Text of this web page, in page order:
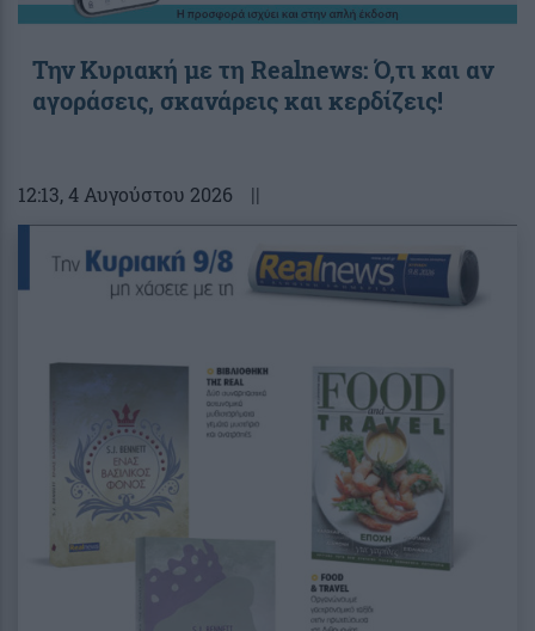
Την Κυριακή με τη Realnews: Ό,τι και αν
αγοράσεις, σκανάρεις και κερδίζεις!
12:13, 4 Αυγούστου 2026 ||